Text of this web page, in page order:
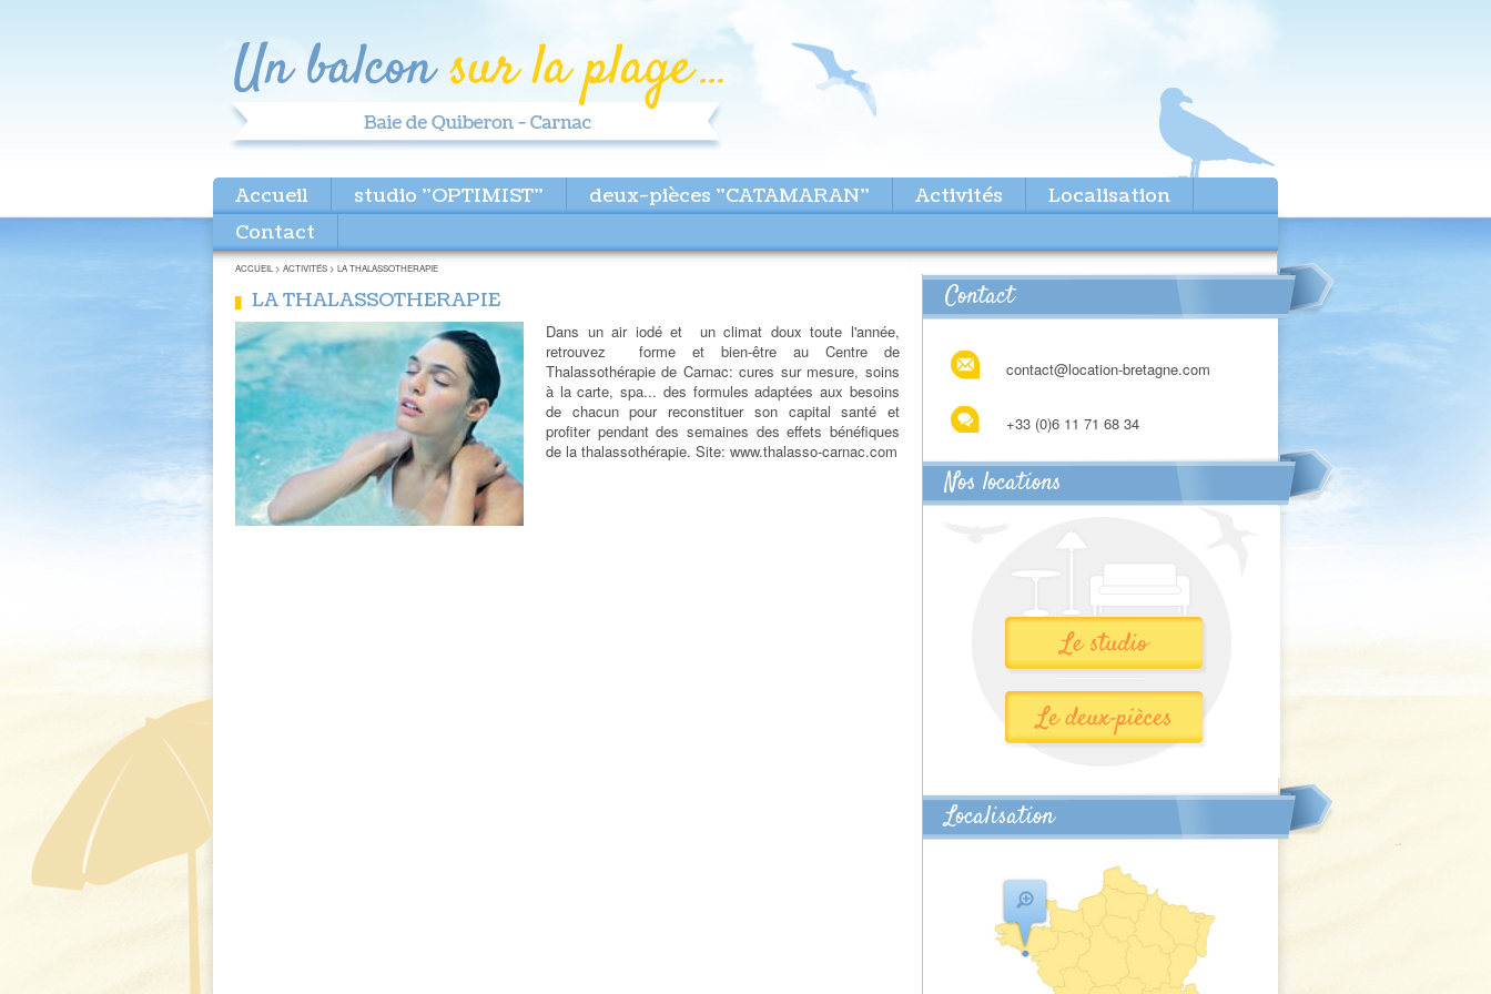
Accueil studio "OPTIMIST" deux-pièces "CATAMARAN" Activités
Localisation
Contact
ACCUEIL > ACTIVITÉS > LA THALASSOTHERAPIE
LA THALASSOTHERAPIE
Dans un air iodé et un climat doux toute l'année,
retrouvez forme et bien-être au Centre de
Thalassothérapie de Carnac: cures sur mesure, soins
à la carte, spa... des formules adaptées aux besoins
de chacun pour reconstituer son capital santé et
profiter pendant des semaines des effets bénéfiques
de la thalassothérapie. Site: www.thalasso-carnac.com
Contact
contact@location-bretagne.com
+33 (0)6 11 71 68 34
Nos locations
Localisation